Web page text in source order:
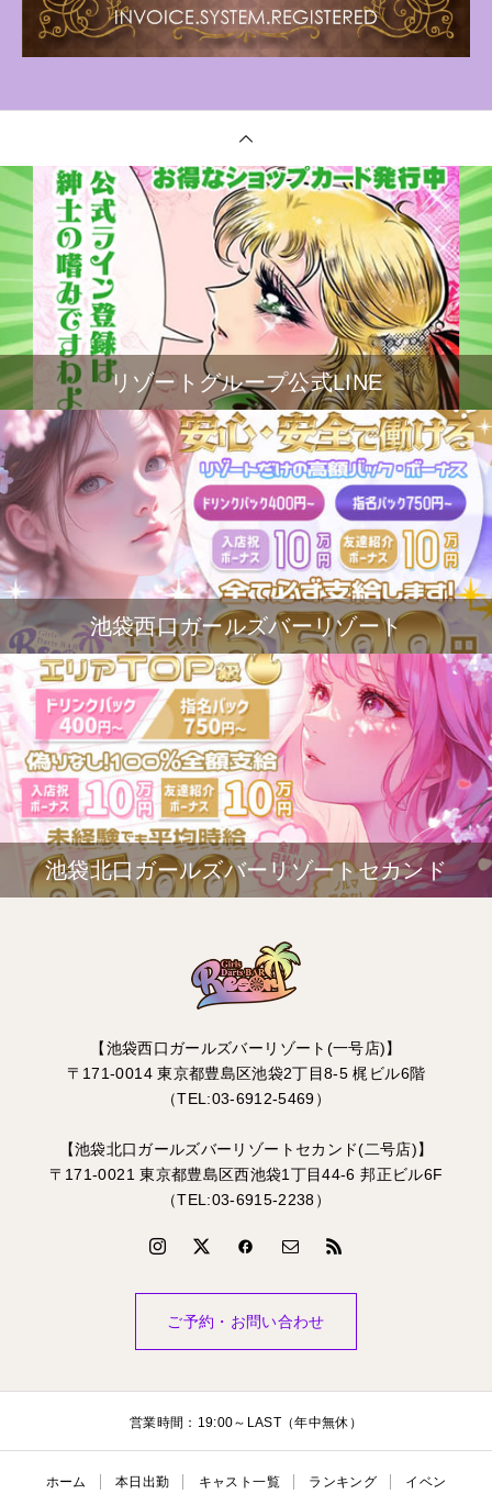
リゾートグループ公式LINE
池袋西口ガールズバーリゾート
池袋北口ガールズバーリゾートセカンド
【池袋西口ガールズバーリゾート(一号店)】
〒171-0014 東京都豊島区池袋2丁目8-5 梶ビル6階
（TEL:03-6912-5469）
【池袋北口ガールズバーリゾートセカンド(二号店)】
〒171-0021 東京都豊島区西池袋1丁目44-6 邦正ビル6F
（TEL:03-6915-2238）
ご予約・お問い合わせ
営業時間：19:00～LAST（年中無休）
ホーム 本日出勤 キャスト一覧 ランキング イベン